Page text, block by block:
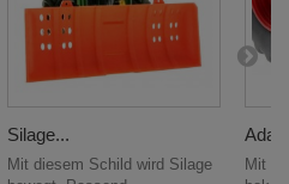
Silage...
Mit diesem Schild wird Silage
Mit